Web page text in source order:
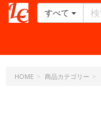
ー
ラ
すべて
HOME 商品カテゴリー